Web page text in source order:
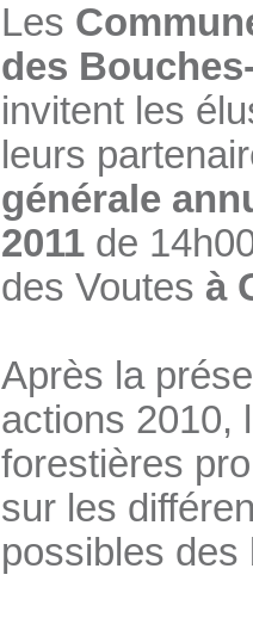
Les
des
invitent les
leurs
générale
2011de
des Voutes à
Après la
actions 2010,
forestières
sur les
possibles des